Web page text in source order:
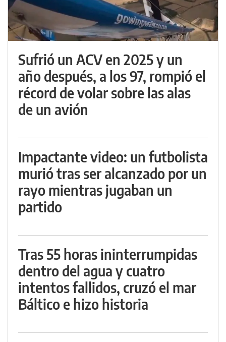
Sufrió un ACV en 2025 y un
año después, a los 97, rompió el
récord de volar sobre las alas
de un avión
Impactante video: un futbolista
murió tras ser alcanzado por un
rayo mientras jugaban un
partido
Tras 55 horas ininterrumpidas
dentro del agua y cuatro
intentos fallidos, cruzó el mar
Báltico e hizo historia